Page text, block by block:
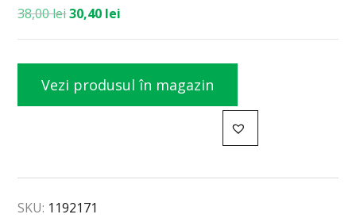
38,00lei30,40 lei
Vezi produsul în magazin
SKU: 1192171